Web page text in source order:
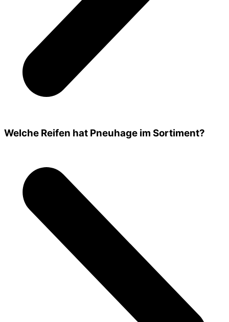
Welche Reifen hat Pneuhage im Sortiment?